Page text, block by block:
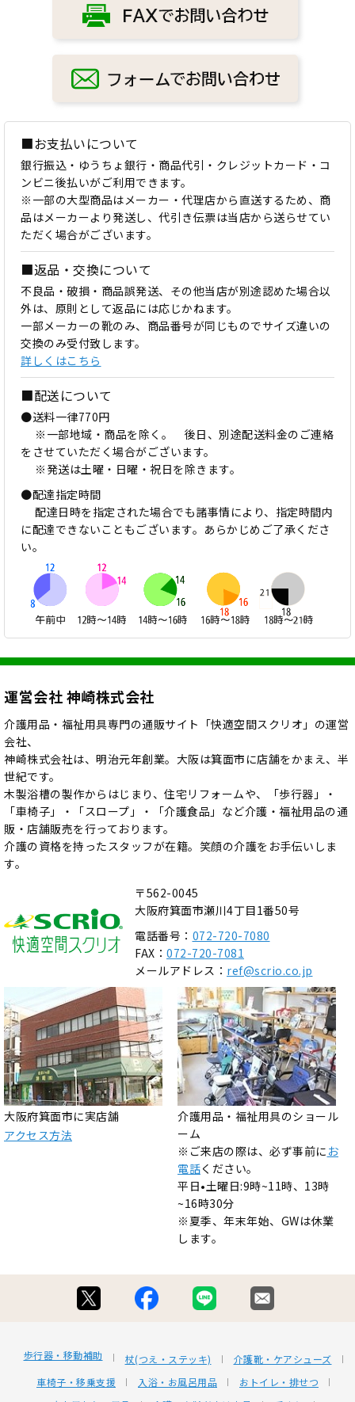
■お支払いについて
銀行振込・ゆうちょ銀行・商品代引・クレジットカード・コ
ンビニ後払いがご利用できます。
※一部の大型商品はメーカー・代理店から直送するため、商
品はメーカーより発送し、代引き伝票は当店から送らせてい
ただく場合がございます。
■返品・交換について
不良品・破損・商品誤発送、その他当店が別途認めた場合以
外は、原則として返品には応じかねます。
一部メーカーの靴のみ、商品番号が同じものでサイズ違いの
交換のみ受付致します。
詳しくはこちら
■配送について
●送料一律770円
※一部地域・商品を除く。 後日、別途配送料金のご連絡
をさせていただく場合がございます。
※発送は土曜・日曜・祝日を除きます。
●配達指定時間
配達日時を指定された場合でも諸事情により、指定時間内
に配達できないこともございます。あらかじめご了承くださ
い。
運営会社 神崎株式会社
介護用品・福祉用具専門の通販サイト「快適空間スクリオ」の運営
会社、
神崎株式会社は、明治元年創業。大阪は箕面市に店舗をかまえ、半
世紀です。
木製浴槽の製作からはじまり、住宅リフォームや、「歩行器」・
「車椅子」・「スロープ」・「介護食品」など介護・福祉用品の通
販・店舗販売を行っております。
介護の資格を持ったスタッフが在籍。笑顔の介護をお手伝いしま
す。
〒562-0045
大阪府箕面市瀬川4丁目1番50号
電話番号： 072-720-7080
FAX： 072-720-7081
メールアドレス： ref@scrio.co.jp
大阪府箕面市に実店舗
アクセス方法
介護用品・福祉用具のショール
ーム
※ご来店の際は、必ず事前に お
電話ください。
平日•土曜日:9時~11時、13時
~16時30分
※夏季、年末年始、GWは休業
します。
歩行器・移動補助 杖(つえ・ステッキ)
介護靴・ケアシューズ
車椅子・移乗支援
入浴・お風呂用品
おトイレ・排せつ